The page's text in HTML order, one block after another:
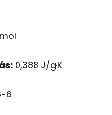
0,388 J/g·K
6